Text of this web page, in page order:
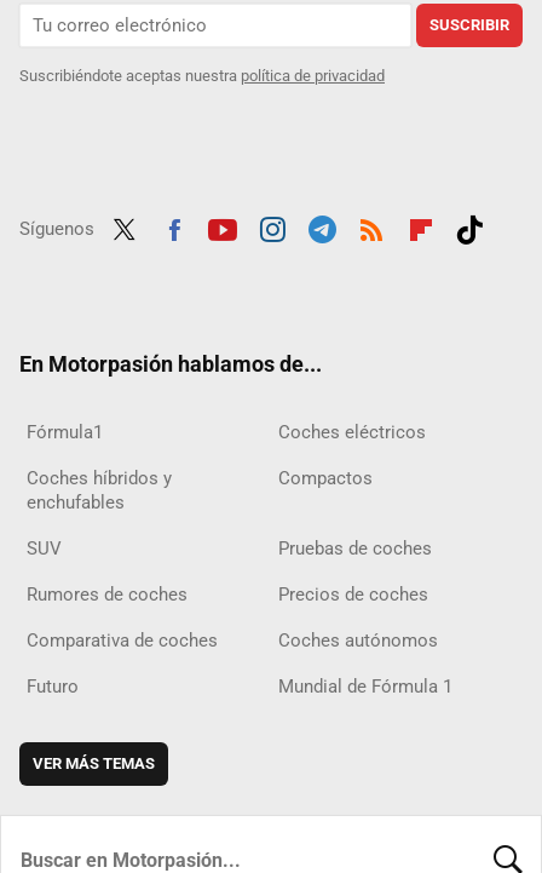
SUSCRIBIR
Suscribiéndote aceptas nuestra política de privacidad
Síguenos
En Motorpasión hablamos de...
Fórmula1 Coches eléctricos
Coches híbridos y
enchufables
Compactos
SUV Pruebas de coches
Rumores de coches Precios de coches
Comparativa de coches Coches autónomos
Futuro Mundial de Fórmula 1
VER MÁS TEMAS